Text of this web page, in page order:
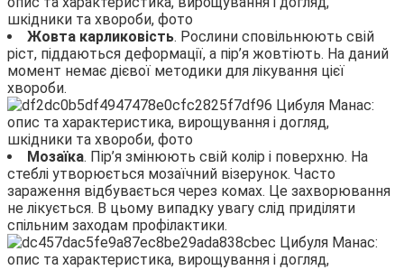
Жовта карликовість. Рослини сповільнюють свій
ріст, піддаються деформації, а пір’я жовтіють. На даний
момент немає дієвої методики для лікування цієї
хвороби.
Мозаїка. Пір’я змінюють свій колір і поверхню. На
стеблі утворюється мозаїчний візерунок. Часто
зараження відбувається через комах. Це захворювання
не лікується. В цьому випадку увагу слід приділяти
спільним заходам профілактики.